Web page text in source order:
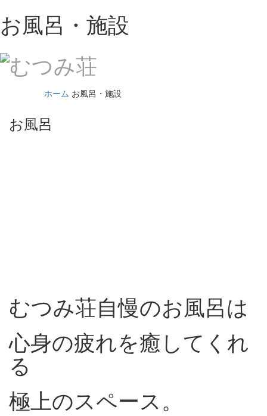
お風呂・施設
ホーム お風呂・施設
お風呂
むつみ荘自慢のお風呂は
心身の疲れを癒してくれ
る
極上のスペース。